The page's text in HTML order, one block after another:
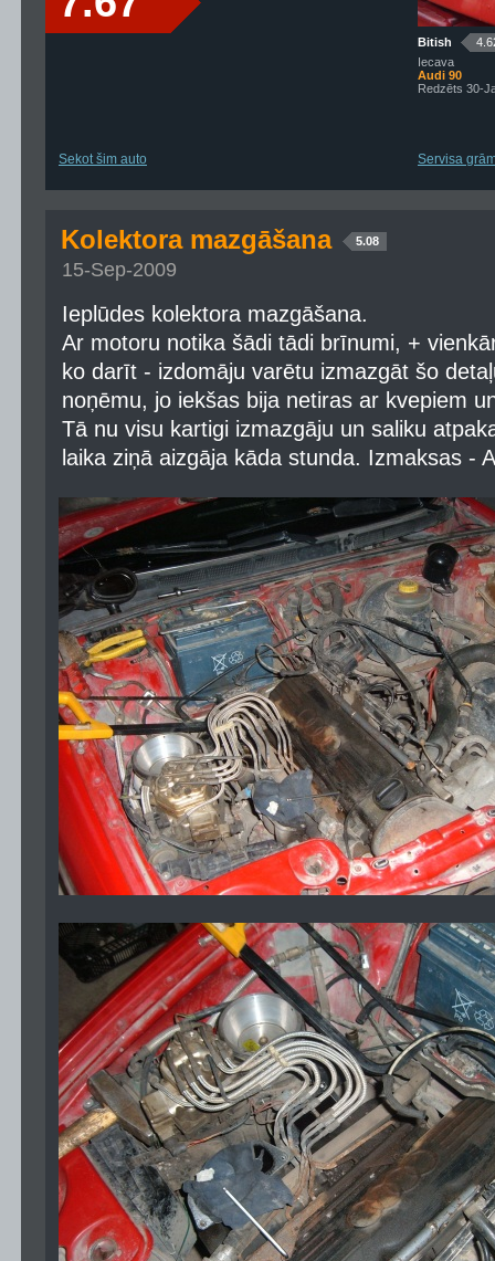
Sekot šim auto
Bitish
Iecava
Audi 90
Redzēts 30-
Servisa
Kolektora mazgāšana 5.08
15-Sep-2009
Ieplūdes kolektora mazgāšana.
Ar motoru notika šādi tādi brīnumi, +
ko darīt - izdomāju varētu izmazgāt šo
noņēmu, jo iekšas bija netiras ar kvepiem
Tā nu visu kartigi izmazgāju un saliku
laika ziņā aizgāja kāda stunda. Izmaksas -